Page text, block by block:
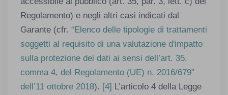
Regolamento) e negli altri casi indicati dal
Garante (cfr. “Elenco delle tipologie di trattamenti
soggetti al requisito di una valutazione d'impatto
sulla protezione dei dati ai sensi dell’art. 35,
comma 4, del Regolamento (UE) n. 2016/679”
dell’11 ottobre 2018). [4] L’articolo 4 della Legge